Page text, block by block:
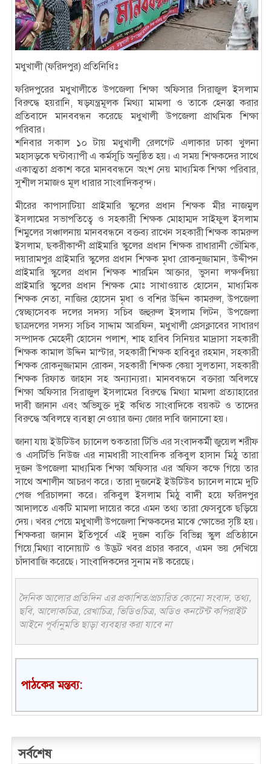
মধুখালী (ফরিদপুর) প্রতিনিধিঃ
ফরিদপুরের মধুখালীতে উপজেলা শিক্ষা অফিসার সিরাজুল ইসলাম
বিরুদ্ধে হয়রানি, ষড়যন্ত্রমূলক মিথ্যা মামলা ও তাকে হেনস্তা করার
প্রতিবাদে মানববন্ধন করেছে মধুখালী উপজেলা প্রাথমিক শিক্ষা
পরিবার।
শনিবার সকাল ১০ টায় মধুখালী রেলগেট এলাকার ঢাকা খুলনা
মহাসড়কে ঘন্টাব্যাপী এ কর্মসূচি অনুষ্ঠিত হয়। এ সময় শিক্ষকদের সাথে
একাত্মতা প্রকাশ করে মানববন্ধনে অংশ নেয় মাধ্যমিক শিক্ষা পরিবার,
সুশীল সমাজও মূল ধারার সাংবাদিকবৃন্দ।
মীরের কাপাসাটিয়া প্রাইমারি স্কুলের প্রধান শিক্ষক মীর নাজমুল
ইসলামের সভাপতিত্বে ও সহকারী শিক্ষক মোহাম্মদ সাইফুল ইসলাম
শিমুলের সঞ্চালনায় মানববন্ধনে বক্তব্য রাখেন সহকারী শিক্ষক কামরুল
ইসলাম, ছকরীকান্দী প্রাইমারি স্কুলের প্রধান শিক্ষক রাধারানী ভৌমিক,
দয়ারামপুর প্রাইমারি স্কুলের প্রধান শিক্ষক মৃধা রোকনুজ্জামান, উদ্দীপন
প্রাইমারি স্কুলের প্রধান শিক্ষক শারমিন আক্তার, ভুসনা লক্ষণদিয়া
প্রাইমারি স্কুলের প্রধান শিক্ষক মোঃ সাখাওয়াত হোসেন, মাধ্যমিক
শিক্ষক নেতা, নাজির হোসেন মৃধা ও বশির উদ্দিন কামরুল, উপজেলা
স্বেচ্ছাসেবক দলের সদস্য সচিব জহুরুল ইসলাম লিটন, উপজেলা
ছাত্রদলের সদস্য সচিব সাদ্দাম আরফিন, মধুখালী প্রেসক্লাবের সাধারণ
সম্পাদক মেহেদী হোসেন পলাশ, শাহ হাবিব সিনিয়র মাদ্রাসা সহকারী
শিক্ষক কামাল উদ্দিন মাস্টার, সহকারী শিক্ষক হাবিবুর রহমান, সহকারী
শিক্ষক রোকনুজ্জামান রোকন, সহকারী শিক্ষক কেয়া সুলতানা, সহকারী
শিক্ষক রিফাত জাহান সহ অন্যান্যরা। মানববন্ধনে বক্তারা অবিলম্বে
শিক্ষা অফিসার সিরাজুল ইসলামের বিরুদ্ধে মিথ্যা মামলা প্রত্যাহারের
দাবী জানান এবং অভিযুক্ত দুই কথিত সাংবাদিকে বয়কট ও তাদের
বিরুদ্ধে অবিলম্বে ব্যবস্থা নেওয়ার জন্য জোর দাবি জানানো হয়।
জানা যায় ইউটিউব চ্যানেল শুকতারা টিভি এর সংবাদকর্মী জুয়েল শরীফ
ও এসটিভি নিউজ এর নামধারী সাংবাদিক রকিবুল হাসান মিঠু তারা
দুজন উপজেলা মাধ্যমিক শিক্ষা অফিসার এর অফিস কক্ষে গিয়ে তার
সাথে অশালীন আচরণ করে। তারা দুজনেই ইউটিউব চ্যানেল নামে দুটি
পেজ পরিচালনা করে। রকিবুল ইসলাম মিঠু বাদী হয়ে ফরিদপুর
আদালতে একটি মামলা দায়ের করে এমন তথ্য তারা ফেসবুকে ছড়িয়ে
দেয়। খবর পেয়ে মধুখালী উপজেলা শিক্ষকদের মাঝে ক্ষোভের সৃষ্টি হয়।
শিক্ষকরা জানান ইতিপূর্বে এই দুজন ব্যক্তি বিভিন্ন স্কুল প্রতিষ্ঠানে
গিয়ে,মিথ্যা বানোয়াট ও উদ্ভট খবর প্রচার করবে, এমন ভয় দেখিয়ে
চাঁদাবাজি করেছে। সাংবাদিকদের সুনাম নষ্ট করেছে।
দৈনিক আলোর প্রতিদিন এর প্রকাশিত/প্রচারিত কোনো সংবাদ, তথ্য,
ছবি, আলোকচিত্র, রেখাচিত্র, ভিডিওচিত্র, অডিও কনটেন্ট কপিরাইট
আইনে পূর্বানুমতি ছাড়া ব্যবহার করা যাবে না
পাঠকের মন্তব্য:
সর্বশেষ